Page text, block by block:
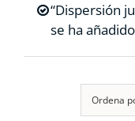
“Dispersión
se ha
Ordena